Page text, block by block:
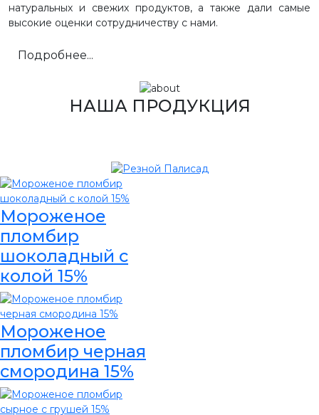
натуральных и свежих продуктов, а также дали самые
высокие оценки сотрудничеству с нами.
Подробнее...
НАША ПРОДУКЦИЯ
Мороженое
пломбир
шоколадный с
колой 15%
Мороженое
пломбир черная
смородина 15%